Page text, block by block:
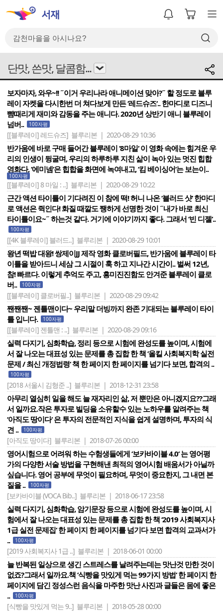
단맛, 쓴맛, 달콤함...
보자마자, 와우~!! ˝이거 우리나라 애니메이션 맞아?˝ 할 정도로 블루
레이 자켓을 다시한번 더 쳐다보게 만든 ‘레드슈즈‘.. 한마디로 디즈니
뺨때리게 재미와 감동을 주는 애니다. 2020년 상반기 애니 블루레이
넘버..
100자평
[[블루레이] 레드슈즈] 블루리본 | 2020-08-29 10:36
반가움에 바로 구매 들어간 블루레이 ‘8마일‘ 이 영화 속에는 힘겨운 우
리의 인생이 뒹굴며, 우리의 하루하루 지친 삶이 녹아 있는 멋진 힙합
영화다, ‘에미넴‘은 힙합을 화면에 녹여내고, ‘킴 베이싱어‘는 보는이..
100자평
[[블루레이] 8 마일 : ..] 블루리본 | 2020-08-29 10:22
근간 액션 타이틀이 기다려진 이 참에 떡! 허니 나온 ‘블러드 샷‘ 한마디
로 액션은 쥑인다! 화질 때깔도 쨍하게 선명한 것이 ˝내가 바로 최신
타이틀이요~˝ 하는것 같다. 거기에 이야기까지 좋다. 그래서 ‘빈 디젤‘..
100자평
[[4K 블루레이] 블러드..] 블루리본 | 2020-08-29 10:01
왕년 떡밥 대왕! 쌍제이JJ 제작 영화 클로버필드, 반가움에 블루레이 타
이틀을 받아드니 세삼 그 시절이 훅 하고 지나간 시간이.. 벌써 12년,
참! 빠르다. 이렇게 추억도 주고, 흥미진진함도 안겨준 블루레이 클로
버..
100자평
[[블루레이] 클로버필..] 블루리본 | 2020-08-29 09:42
짼짼짼~ 젠틀맨이다~ 우리말 더빙까지 완존 기대되는 블루레이 타이
틀 입니다.
100자평
[[블루레이] 젠틀맨 : ..] 블루리본 | 2020-08-29 09:16
실력 다지기, 심화학습, 정리 등으로 시험에 완성도를 높이며, 시험에
서 잘 나오는 대표성 있는 문제를 총 집합 한 책 ‘올킬 사회복지학 실전
문제 / 최신 개정법령‘ 책 한 페이지 한 페이지를 넘기다 보면, 합격의 ..
100자평
[2018 서울시 김형준 ..] 블루리본 | 2018-12-31 23:58
아무리 열심히 일을 해도 늘 재자리인 삶, 저 뿐만은 아니겠지요??그래
서 일까요.작은 투자로 빌딩을 소유할수 있는 노하우를 알려주는 책
‘아직도 땅이다‘ 은 투자의 전문적인 지식을 쉽게 설명하며, 투자의 식
견 ..
100자평
[아직도 땅이다] 블루리본 | 2018-07-26 00:00
영어시험으로 어려워 하는 수험생들에게 ‘보카바이블 4.0‘ 는 영어평
가의 다양한 서술 방법을 구현해낸 최적의 영어시험 배움서가 아닐까
싶습니다. 영어 공부에 무엇이 필요하며, 무엇이 중요한지, 그 내면 본
질을 ..
100자평
[보카바이블 (VOCA Bib..] 블루리본 | 2018-06-17 23:58
실력 다지기, 심화학습, 암기문장 등으로 시험에 완성도를 높이며, 시
험에서 잘 나오는 대표성 있는 문제를 총 집합 한 책 ‘2019 사회복지사
1급 실전 문제집‘ 한 페이지 한 페이지를 넘기다 보면 합격의 교과서가
..
100자평
[2019 사회복지사 1급 ..] 블루리본 | 2018-06-01 00:00
늘 반복된 일상으로 생긴 스트레스를 날려주는데는 맛난것 만한 것이
없죠?그래서 일까요.책 ‘식빵을 맛있게 먹는 99가지 방법‘ 한 페이지 한
페이지에 담긴 정성스런 음식을 마주한 맛난 사진과 글들은 몸에 좋은
..
100자평
[식빵을 맛있게 먹는 9..] 블루리본 | 2018-05-28 00:00